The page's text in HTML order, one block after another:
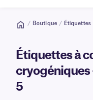
/ Boutique / Étiquettes
Étiquettes à
cryogéniques
5